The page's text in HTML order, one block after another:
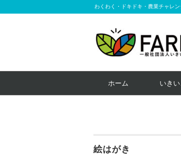
わくわく・ドキドキ・農業チャレ
ホーム いき
絵はがき